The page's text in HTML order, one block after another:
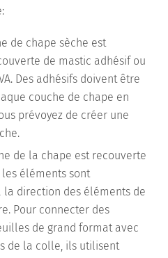
de chape sèche est
de mastic adhésif ou
Des adhésifs doivent être
couche de chape en
prévoyez de créer une
de la chape est recouverte
les éléments sont
la direction des éléments de
Pour connecter des
de grand format avec
de la colle, ils utilisent